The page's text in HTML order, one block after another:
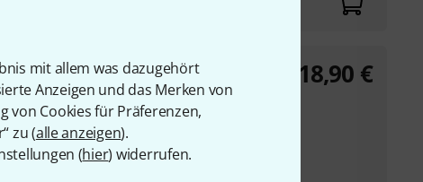
mit allem was dazugehört
Anzeigen und das Merken von
von Cookies für Präferenzen,
zu (alle anzeigen).
(hier) widerrufen.
einem
100 mm und einem
18,90 €